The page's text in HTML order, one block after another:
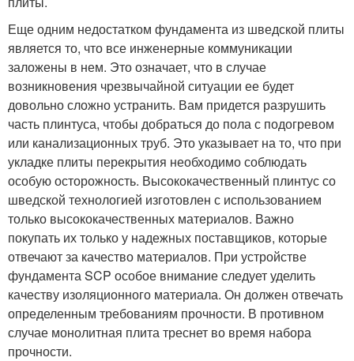
Еще одним недостатком фундамента из шведской плиты
является то, что все инженерные коммуникации
заложены в нем. Это означает, что в случае
возникновения чрезвычайной ситуации ее будет
довольно сложно устранить. Вам придется разрушить
часть плинтуса, чтобы добраться до пола с подогревом
или канализационных труб. Это указывает на то, что при
укладке плиты перекрытия необходимо соблюдать
особую осторожность. Высококачественный плинтус со
шведской технологией изготовлен с использованием
только высококачественных материалов. Важно
покупать их только у надежных поставщиков, которые
отвечают за качество материалов. При устройстве
фундамента SCP особое внимание следует уделить
качеству изоляционного материала. Он должен отвечать
определенным требованиям прочности. В противном
случае монолитная плита треснет во время набора
прочности.